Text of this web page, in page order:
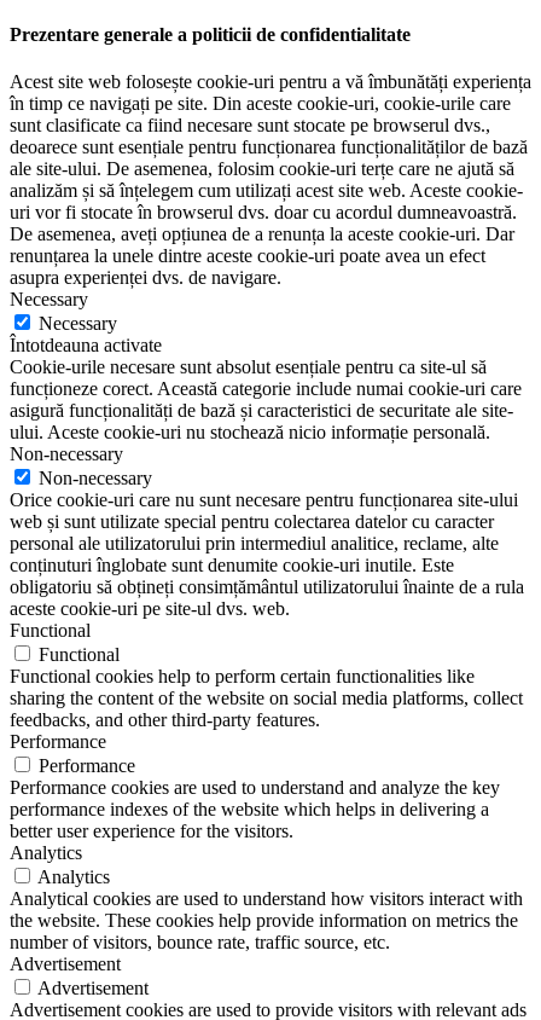
Prezentare generale a politicii de confidentialitate
Acest site web folosește cookie-uri pentru a vă îmbunătăți experiența
în timp ce navigați pe site. Din aceste cookie-uri, cookie-urile care
sunt clasificate ca fiind necesare sunt stocate pe browserul dvs.,
deoarece sunt esențiale pentru funcționarea funcționalităților de bază
ale site-ului. De asemenea, folosim cookie-uri terțe care ne ajută să
analizăm și să înțelegem cum utilizați acest site web. Aceste cookie-
uri vor fi stocate în browserul dvs. doar cu acordul dumneavoastră.
De asemenea, aveți opțiunea de a renunța la aceste cookie-uri. Dar
renunțarea la unele dintre aceste cookie-uri poate avea un efect
asupra experienței dvs. de navigare.
Necessary
Necessary
Întotdeauna activate
Cookie-urile necesare sunt absolut esențiale pentru ca site-ul să
funcționeze corect. Această categorie include numai cookie-uri care
asigură funcționalități de bază și caracteristici de securitate ale site-
ului. Aceste cookie-uri nu stochează nicio informație personală.
Non-necessary
Non-necessary
Orice cookie-uri care nu sunt necesare pentru funcționarea site-ului
web și sunt utilizate special pentru colectarea datelor cu caracter
personal ale utilizatorului prin intermediul analitice, reclame, alte
conținuturi înglobate sunt denumite cookie-uri inutile. Este
obligatoriu să obțineți consimțământul utilizatorului înainte de a rula
aceste cookie-uri pe site-ul dvs. web.
Functional
Functional
Functional cookies help to perform certain functionalities like
sharing the content of the website on social media platforms, collect
feedbacks, and other third-party features.
Performance
Performance
Performance cookies are used to understand and analyze the key
performance indexes of the website which helps in delivering a
better user experience for the visitors.
Analytics
Analytics
Analytical cookies are used to understand how visitors interact with
the website. These cookies help provide information on metrics the
number of visitors, bounce rate, traffic source, etc.
Advertisement
Advertisement
Advertisement cookies are used to provide visitors with relevant ads